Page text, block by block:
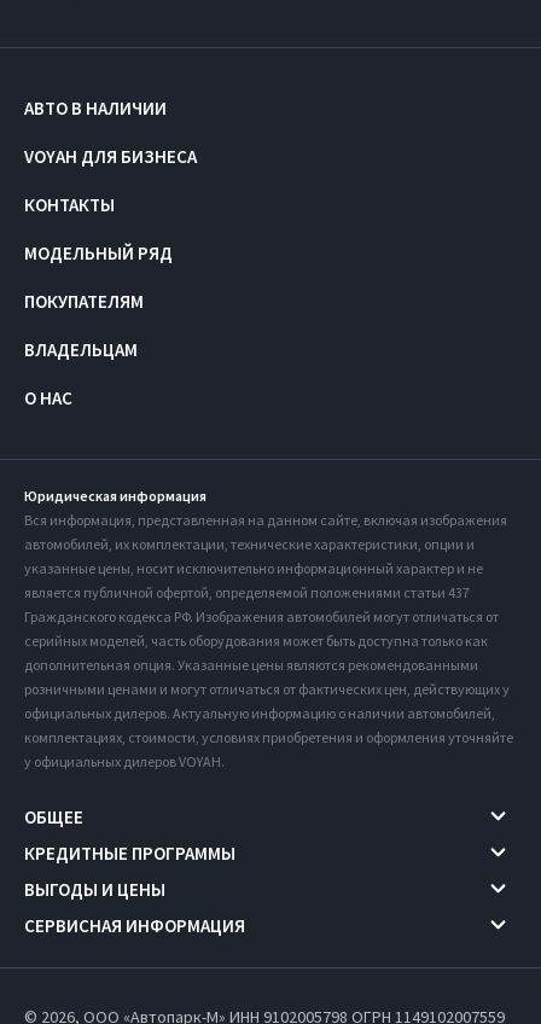
АВТО В НАЛИЧИИ
VOYAH ДЛЯ БИЗНЕСА
КОНТАКТЫ
МОДЕЛЬНЫЙ РЯД
ПОКУПАТЕЛЯМ
ВЛАДЕЛЬЦАМ
О НАС
Юридическая информация
Вся информация, представленная на данном сайте, включая изображения
автомобилей, их комплектации, технические характеристики, опции и
указанные цены, носит исключительно информационный характер и не
является публичной офертой, определяемой положениями статьи 437
Гражданского кодекса РФ. Изображения автомобилей могут отличаться от
серийных моделей, часть оборудования может быть доступна только как
дополнительная опция. Указанные цены являются рекомендованными
розничными ценами и могут отличаться от фактических цен, действующих у
официальных дилеров. Актуальную информацию о наличии автомобилей,
комплектациях, стоимости, условиях приобретения и оформления уточняйте
у официальных дилеров VOYAH.
ОБЩЕЕ
КРЕДИТНЫЕ ПРОГРАММЫ
ВЫГОДЫ И ЦЕНЫ
СЕРВИСНАЯ ИНФОРМАЦИЯ
© 2026, ООО «Автопарк-М» ИНН 9102005798 ОГРН 1149102007559